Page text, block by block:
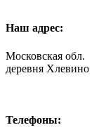
Наш адрес:
Московская обл.
деревня Хлевино
Телефоны: